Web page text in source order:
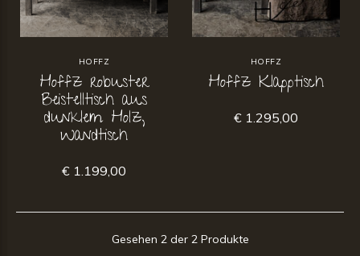
HOFFZ
Hoffz robuster
Beistelltisch aus
dunklem Holz,
Wandtisch
€ 1.199,00
HOFFZ
Hoffz Klapptisch
€ 1.295,00
Gesehen 2 der 2 Produkte